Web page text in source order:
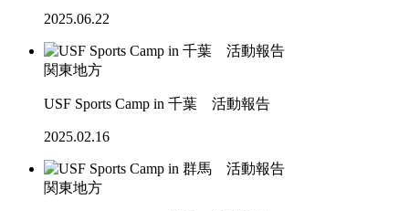
2025.06.22
関東地方
USF Sports Camp in 千葉 活動報告
2025.02.16
関東地方